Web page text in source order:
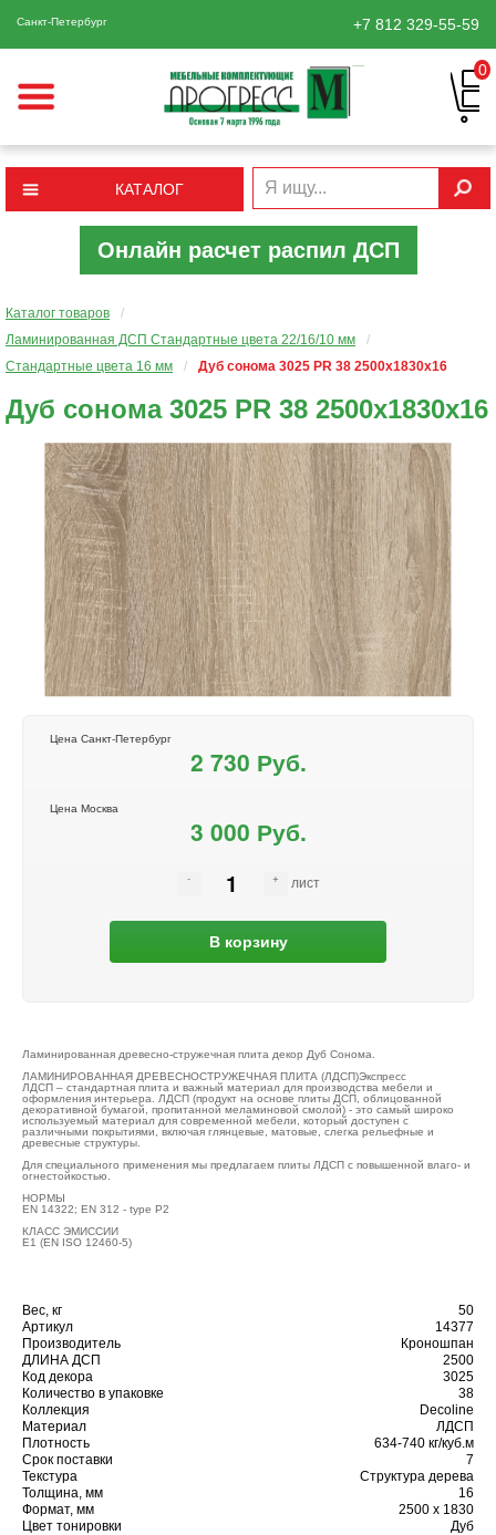
Санкт-Петербург +7 812 329-55-59
0
КАТАЛОГ
Онлайн расчет распил ДСП
Каталог товаров
/
Ламинированная ДСП Cтандартные цвета 22/16/10 мм
/
Стандартные цвета 16 мм
/ Дуб сонома 3025 PR 38 2500х1830х16
Дуб сонома 3025 PR 38 2500х1830х16
Цена Санкт-Петербург
2 730 Руб.
Цена Москва
3 000 Руб.
лист
В корзину
Ламинированная древесно-стружечная плита декор Дуб Сонома.
ЛАМИНИРОВАННАЯ ДРЕВЕСНОСТРУЖЕЧНАЯ ПЛИТА (ЛДСП)Экспресс
ЛДСП – стандартная плита и важный материал для производства мебели и
оформления интерьера. ЛДСП (продукт на основе плиты ДСП, облицованной
декоративной бумагой, пропитанной меламиновой смолой) - это самый широко
используемый материал для современной мебели, который доступен с
различными покрытиями, включая глянцевые, матовые, слегка рельефные и
древесные структуры.
Для специального применения мы предлагаем плиты ЛДСП с повышенной влаго- и
огнестойкостью.
НОРМЫ
EN 14322; EN 312 - type P2
КЛАСС ЭМИССИИ
E1 (EN ISO 12460-5)
Вес, кг
50
Артикул
14377
Производитель
Кроношпан
ДЛИНА ДСП
2500
Код декора
3025
Количество в упаковке
38
Коллекция
Decoline
Материал
ЛДСП
Плотность
634-740 кг/куб.м
Срок поставки
7
Текстура
Структура дерева
Толщина, мм
16
Формат, мм
2500 х 1830
Цвет тонировки
Дуб